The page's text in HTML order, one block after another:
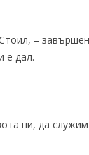
–
е дал.
ни, да